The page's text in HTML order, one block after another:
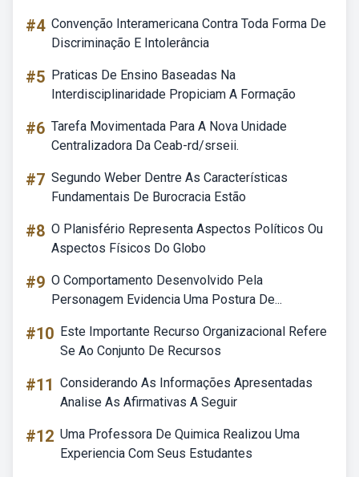
#4 Convenção Interamericana Contra Toda Forma De
Discriminação E Intolerância
#5 Praticas De Ensino Baseadas Na
Interdisciplinaridade Propiciam A Formação
#6 Tarefa Movimentada Para A Nova Unidade
Centralizadora Da Ceab-rd/srseii.
#7 Segundo Weber Dentre As Características
Fundamentais De Burocracia Estão
#8 O Planisfério Representa Aspectos Políticos Ou
Aspectos Físicos Do Globo
#9 O Comportamento Desenvolvido Pela
Personagem Evidencia Uma Postura De...
#10 Este Importante Recurso Organizacional Refere
Se Ao Conjunto De Recursos
#11 Considerando As Informações Apresentadas
Analise As Afirmativas A Seguir
#12 Uma Professora De Quimica Realizou Uma
Experiencia Com Seus Estudantes